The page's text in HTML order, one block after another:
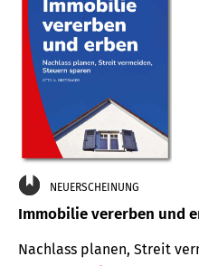
NEUERSCHEINUNG
Immobilie vererben und
Nachlass planen, Streit